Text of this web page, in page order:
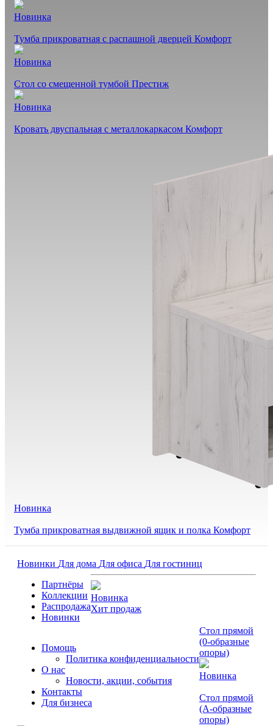
Новинка
Тумба прикроватная с распашной дверцей Комфорт
Новинка
Стол со смещенной тумбой Престиж
Новинка
Кровать двуспальная с металлокаркасом Комфорт
Новинка
Тумба прикроватная выдвижной ящик и полка Комфорт
Новинки Для дома Для офиса Для гостиниц
Партнёры
Коллекции
Распродажа
Новинки
Помощь
Политика конфиденциальности
О нас
Новости, акции, события
Контакты
Для бизнеса
Новинка
Хит продаж
Стол прямой
(0-образные
опоры)
Новинка
Стол прямой
(А-образные
опоры)